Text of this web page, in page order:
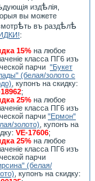
дующiя издѣлiя,
вы можете
ѣть въ раздѣлѣ
:
15% на любое
класса ПГ6 изъ
парчи "Букет
(белая/золото с
, купонъ на скидку:
;
25% на любое
класса ПГ6 изъ
парчи "Ермон"
золото) , купонъ на
VE-17606;
25% на любое
класса ПГ6 изъ
парчи
(белая/
, купонъ на скидку: